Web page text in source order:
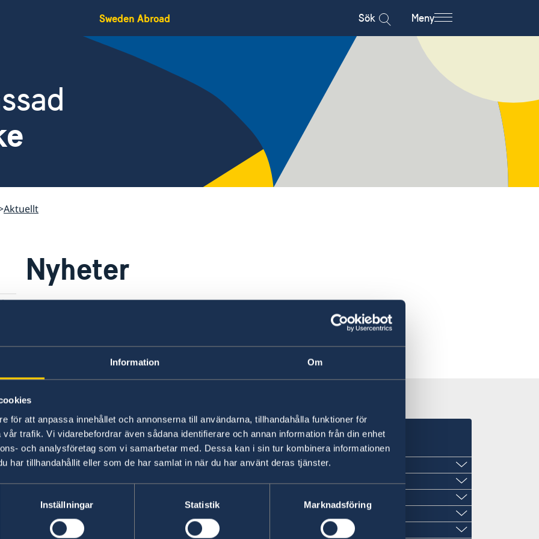
Information Om
för att anpassa innehållet och annonserna till användarna, tillhandahålla funktioner för
trafik. Vi vidarebefordrar även sådana identifierare och annan information från din enhet
och analysföretag som vi samarbetar med. Dessa kan i sin tur kombinera informationen
har tillhandahållit eller som de har samlat in när du har använt deras tjänster.
Inställningar Statistik Marknadsföring
Sweden Abroad Sök Meny
Aktuellt
Nyheter
Svenska konsulat
Ambassadens konsulära avdelning
Telefon:
+33 (0)1 44 18 88 00
Bordeaux
+33 (0)5 57 87 47 90
Marseille